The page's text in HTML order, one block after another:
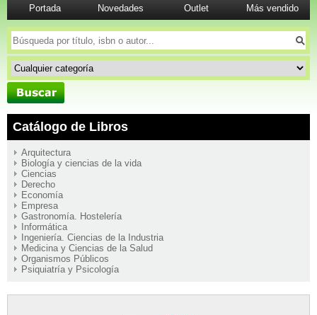
Portada Novedades Outlet Más vendido
Catálogo de Libros
Arquitectura
Biología y ciencias de la vida
Ciencias
Derecho
Economía
Empresa
Gastronomía. Hostelería
Informática
Ingeniería. Ciencias de la Industria
Medicina y Ciencias de la Salud
Organismos Públicos
Psiquiatría y Psicología